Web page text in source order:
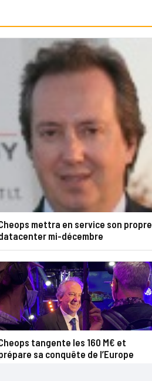
mettra en service son propre
mi-décembre
tangente les 160 M€ et
sa conquête de l’Europe